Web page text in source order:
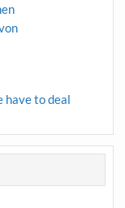
have to deal